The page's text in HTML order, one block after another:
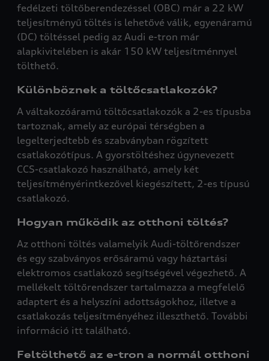
fedélzeti töltőberendezéssel (OBC) már a 22 kW
teljesítményű töltés is lehetővé válik, egyenáramú
(DC) töltéssel pedig az Audi e-tron már
alapkivitelében is akár 150 kW teljesítménnyel
tölthető.
Különböznek a töltőcsatlakozók?
A váltakozóáramú töltőcsatlakozók a 2-es típusba
tartoznak, amely az európai térségben a
legelterjedtebb és szabványban rögzített
csatlakozótípus. A gyorstöltéshez úgynevezett
CCS-csatlakozó használható, amely két
teljesítményérintkezővel kiegészített, 2-es típusú
csatlakozó.
Hogyan működik az otthoni töltés?
Az otthoni töltés valamelyik Audi-töltőrendszer
és egy szabványos erősáramú vagy háztartási
elektromos csatlakozó segítségével végezhető. A
mellékelt töltőrendszer tartalmazza a megfelelő
adaptert és a helyszíni adottságokhoz, illetve a
csatlakozás teljesítményéhez illeszthető. További
információ itt található.
Feltölthető az e-tron a normál otthoni